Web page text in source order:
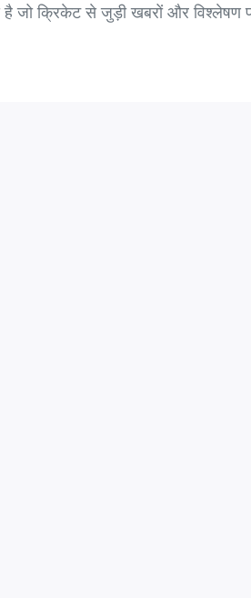
क्रिकेट से जुड़ी खबरों और विश्लेषण